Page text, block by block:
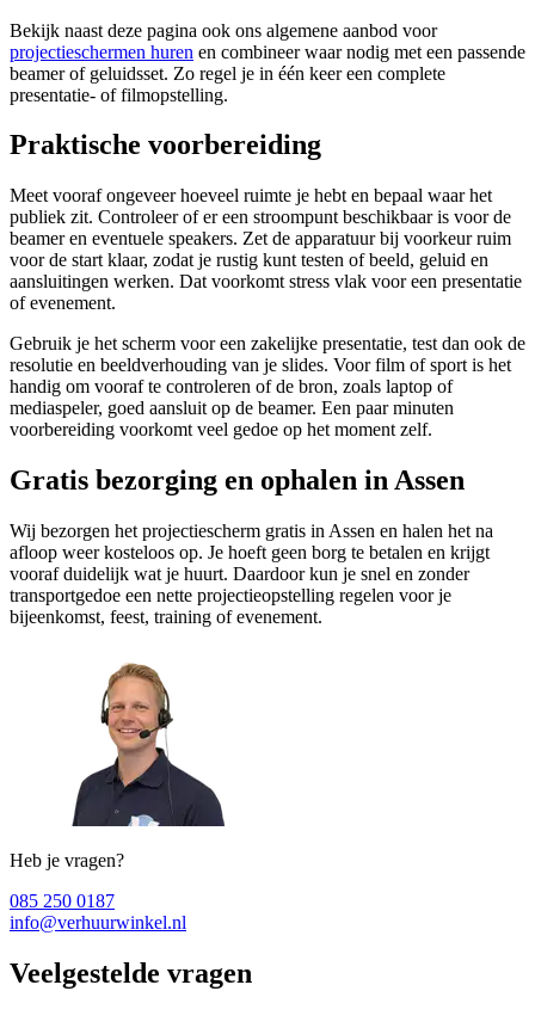
Bekijk naast deze pagina ook ons algemene aanbod voor
projectieschermen huren en combineer waar nodig met een passende
beamer of geluidsset. Zo regel je in één keer een complete
presentatie- of filmopstelling.
Praktische voorbereiding
Meet vooraf ongeveer hoeveel ruimte je hebt en bepaal waar het
publiek zit. Controleer of er een stroompunt beschikbaar is voor de
beamer en eventuele speakers. Zet de apparatuur bij voorkeur ruim
voor de start klaar, zodat je rustig kunt testen of beeld, geluid en
aansluitingen werken. Dat voorkomt stress vlak voor een presentatie
of evenement.
Gebruik je het scherm voor een zakelijke presentatie, test dan ook de
resolutie en beeldverhouding van je slides. Voor film of sport is het
handig om vooraf te controleren of de bron, zoals laptop of
mediaspeler, goed aansluit op de beamer. Een paar minuten
voorbereiding voorkomt veel gedoe op het moment zelf.
Gratis bezorging en ophalen in Assen
Wij bezorgen het projectiescherm gratis in Assen en halen het na
afloop weer kosteloos op. Je hoeft geen borg te betalen en krijgt
vooraf duidelijk wat je huurt. Daardoor kun je snel en zonder
transportgedoe een nette projectieopstelling regelen voor je
bijeenkomst, feest, training of evenement.
Heb je vragen?
085 250 0187
info@verhuurwinkel.nl
Veelgestelde vragen